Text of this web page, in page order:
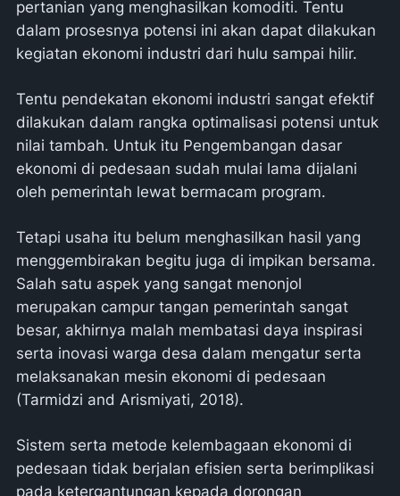
pertanian yang menghasilkan komoditi. Tentu
dalam prosesnya potensi ini akan dapat dilakukan
kegiatan ekonomi industri dari hulu sampai hilir.
Tentu pendekatan ekonomi industri sangat efektif
dilakukan dalam rangka optimalisasi potensi untuk
nilai tambah. Untuk itu Pengembangan dasar
ekonomi di pedesaan sudah mulai lama dijalani
oleh pemerintah lewat bermacam program.
Tetapi usaha itu belum menghasilkan hasil yang
menggembirakan begitu juga di impikan bersama.
Salah satu aspek yang sangat menonjol
merupakan campur tangan pemerintah sangat
besar, akhirnya malah membatasi daya inspirasi
serta inovasi warga desa dalam mengatur serta
melaksanakan mesin ekonomi di pedesaan
(Tarmidzi and Arismiyati, 2018).
Sistem serta metode kelembagaan ekonomi di
pedesaan tidak berjalan efisien serta berimplikasi
pada ketergantungan kepada dorongan